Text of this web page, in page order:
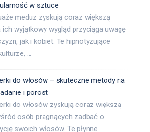
w sztuce
meduz zyskują coraz większą
ich wyjątkowy wygląd przyciąga uwagę
jak i kobiet. Te hipnotyzujące
…
do włosów – skuteczne metody na
i porost
do włosów zyskują coraz większą
osób pragnących zadbać o
swoich włosów. Te płynne